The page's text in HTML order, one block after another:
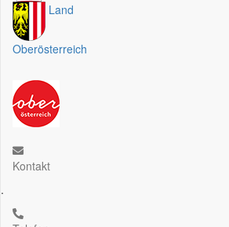
Land
Oberösterreich
Kontakt
.